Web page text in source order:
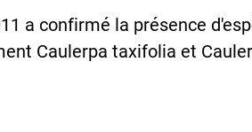
a confirmé la présence
Caulerpa taxifolia et